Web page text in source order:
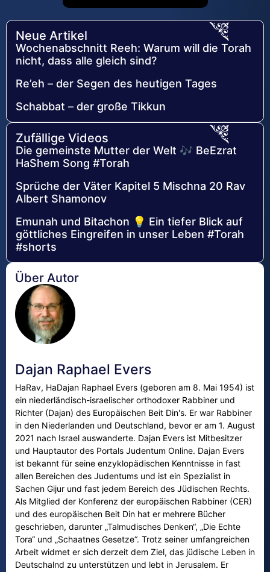
Neue Artikel
Wochenabschnitt Reeh: Warum will die Torah
nicht, dass alle gleich sind?
Re’eh – der Segen des heutigen Tages
Schabbat – der große Tikkun
Zufällige Videos
Die gemeinste Mutter der Welt 🎶 BeEzrat
HaShem Song #Torah
Sprüche der Väter Kapitel 5 Mischna 20 Rav
Albert Shamonov
Emunah und Bitachon 💡 Ein tiefer Blick auf
göttliches Eingreifen in unser Leben #Torah
#shorts
Über Autor
Dajan Raphael Evers
HaRav, HaDajan Raphael Evers (geboren am 8. Mai 1954) ist
ein niederländisch-israelischer orthodoxer Rabbiner und
Richter (Dajan) des Europäischen Beit Din's. Er war Rabbiner
in den Niederlanden und Deutschland, bevor er am 1. August
2021 nach Israel auswanderte. Dajan Evers ist Mitbesitzer
und Hauptautor des Portals Judentum Online. Dajan Evers
ist bekannt für seine enzyklopädischen Kenntnisse in fast
allen Bereichen des Judentums und ist ein Spezialist in
Sachen Gijur und fast jedem Bereich des Jüdischen Rechts.
Als Mitglied der Konferenz der europäischen Rabbiner (CER)
und des europäischen Beit Din hat er mehrere Bücher
geschrieben, darunter „Talmudisches Denken“, „Die Echte
Tora“ und „Schaatnes Gesetze“. Trotz seiner umfangreichen
Arbeit widmet er sich derzeit dem Ziel, das jüdische Leben in
Deutschalnd zu unterstützen und lebt in Jerusalem. Er